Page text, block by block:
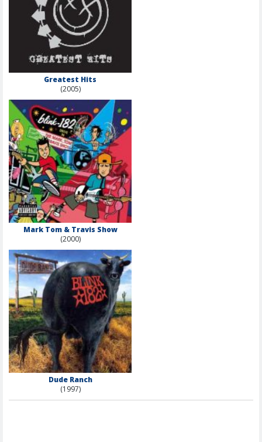
Greatest Hits
(2005)
Mark Tom & Travis Show
(2000)
Dude Ranch
(1997)